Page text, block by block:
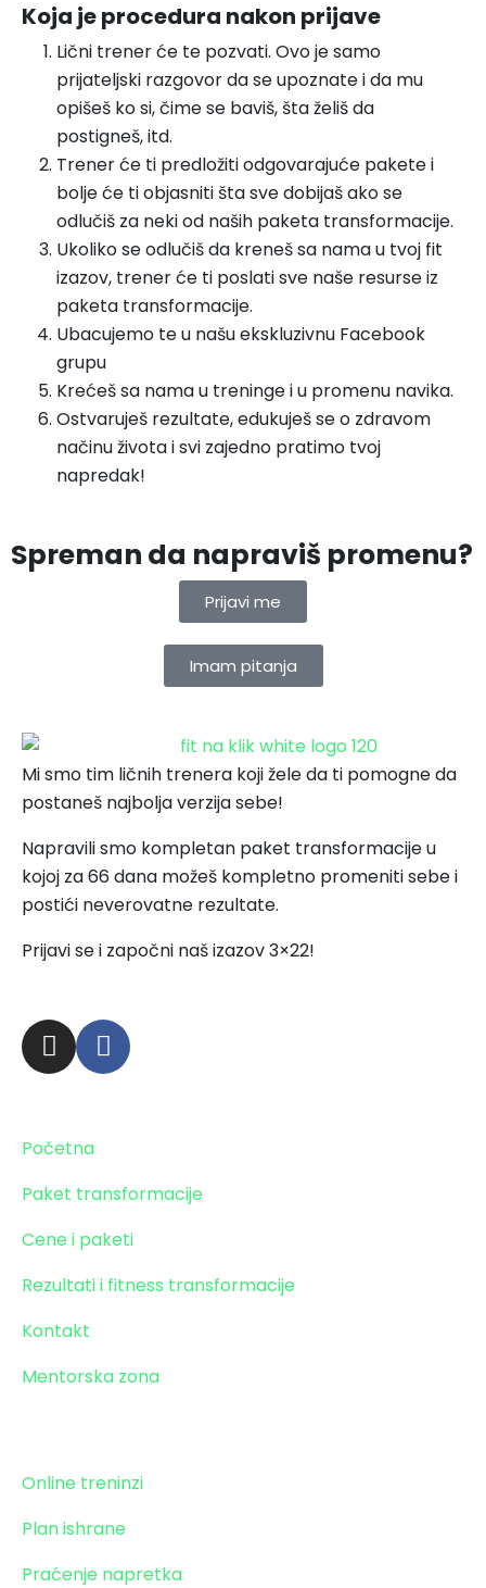
Koja je procedura nakon prijave
Lični trener će te pozvati. Ovo je samo
prijateljski razgovor da se upoznate i da mu
opišeš ko si, čime se baviš, šta želiš da
postigneš, itd.
Trener će ti predložiti odgovarajuće pakete i
bolje će ti objasniti šta sve dobijaš ako se
odlučiš za neki od naših paketa transformacije.
Ukoliko se odlučiš da kreneš sa nama u tvoj fit
izazov, trener će ti poslati sve naše resurse iz
paketa transformacije.
Ubacujemo te u našu ekskluzivnu Facebook
grupu
Krećeš sa nama u treninge i u promenu navika.
Ostvaruješ rezultate, edukuješ se o zdravom
načinu života i svi zajedno pratimo tvoj
napredak!
Spreman da napraviš promenu?
Prijavi me
Imam pitanja
Mi smo tim ličnih trenera koji žele da ti pomogne da
postaneš najbolja verzija sebe!
Napravili smo kompletan paket transformacije u
kojoj za 66 dana možeš kompletno promeniti sebe i
postići neverovatne rezultate.
Prijavi se i započni naš izazov 3×22!
Početna
Paket transformacije
Cene i paketi
Rezultati i fitness transformacije
Kontakt
Mentorska zona
Online treninzi
Plan ishrane
Praćenje napretka